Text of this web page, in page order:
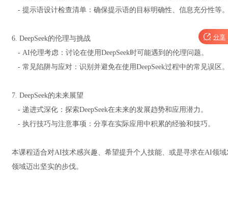
- 提示语设计检查清单：确保提示语的目标明确性、信息充分性等
6. DeepSeek的伦理与挑战
- AI伦理考虑：讨论在使用DeepSeek时可能遇到的伦理问题。
- 常见陷阱与应对：识别并避免在使用DeepSeek过程中的常见误区
7. DeepSeek的未来展望
- 递进式深化：探索DeepSeek在未来的发展趋势和应用潜力。
- 执行技巧与注意事项：分享在实际应用中积累的经验和技巧。
本课程适合对AI技术感兴趣、希望提升个人技能、或是寻求在AI领
领域迈出坚实的步伐。
 分享